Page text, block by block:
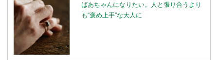
ばあちゃんになりたい。人と張り合うより
も“褒め上手”な大人に